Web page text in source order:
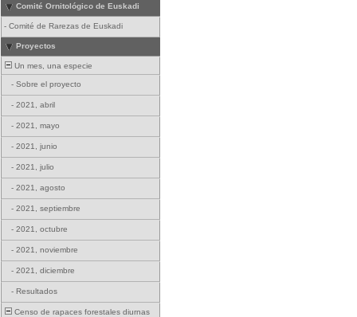
Comité Ornitológico de Euskadi
- Comité de Rarezas de Euskadi
Proyectos
Un mes, una especie
- Sobre el proyecto
- 2021, abril
- 2021, mayo
- 2021, junio
- 2021, julio
- 2021, agosto
- 2021, septiembre
- 2021, octubre
- 2021, noviembre
- 2021, diciembre
- Resultados
Censo de rapaces forestales diurnas